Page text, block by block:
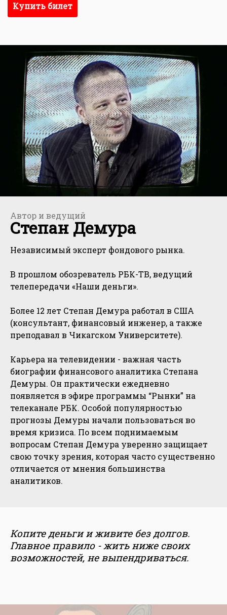
Купить билет
Автор и ведущий
Степан Демура
Независимый эксперт фондового рынка.
В прошлом обозреватель РБК-ТВ, ведущий
телепередачи «Наши деньги».
Более 12 лет Степан Демура работал в США
(консультант, финансовый инженер, а также
преподавал в Чикагском Университете).
Карьера на телевидении - важная часть
биографии финансового аналитика Степана
Демуры. Он практически ежедневно
появляется в эфире программы “Рынки” на
телеканале РБК. Особой популярностью
прогнозы Демуры начали пользоваться во
время кризиса. По всем поднимаемым
вопросам Степан Демура уверенно защищает
свою точку зрения, которая часто существенно
отличается от мнения большинства
аналитиков.
Копите деньги и живите без долгов.
Главное правило - жить ниже своих
возможностей, не выпендриваться.